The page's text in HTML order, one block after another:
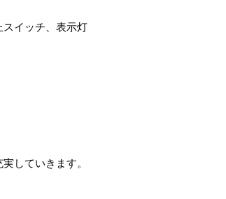
イッチ、表示灯
していきます。